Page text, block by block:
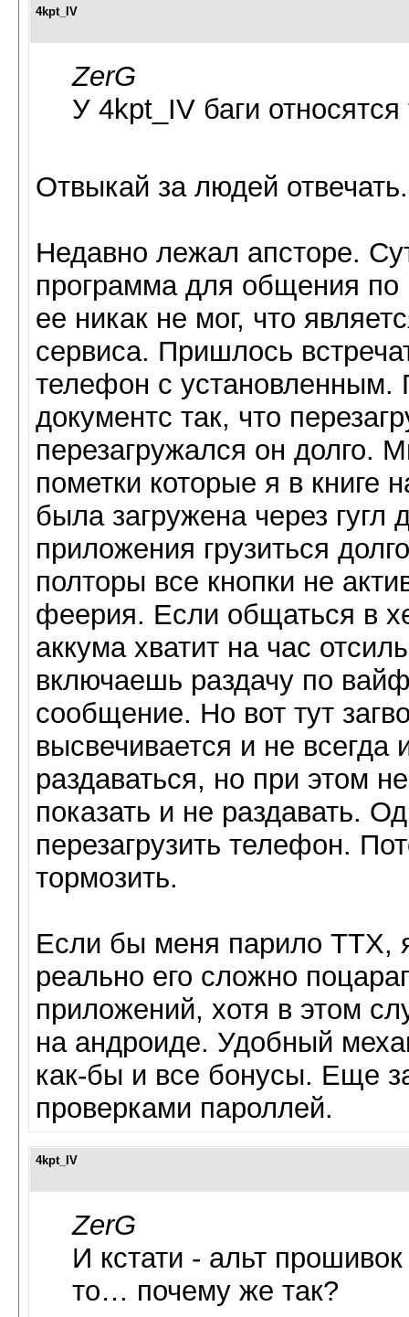
4kpt_IV
ZerG
У 4kpt_IV баги
Отвыкай за людей отвечать.
Недавно лежал апсторе.
программа для общения по
ее никак не мог, что
сервиса. Пришлось
телефон с
документс так, что
перезагружался он долго.
пометки которые я в книге
была загружена через
приложения грузиться
полторы все кнопки не
феерия. Если общаться в
аккума хватит на час
включаешь раздачу по
сообщение. Но вот тут
высвечивается и не всегда
раздаваться, но при этом
показать и не раздавать.
перезагрузить телефон.
тормозить.
Если бы меня парило ТТХ,
реально его сложно
приложений, хотя в этом
на андроиде. Удобный
как-бы и все бонусы. Еще
проверками пароллей.
4kpt_IV
ZerG
И кстати - альт
то… почему же так?